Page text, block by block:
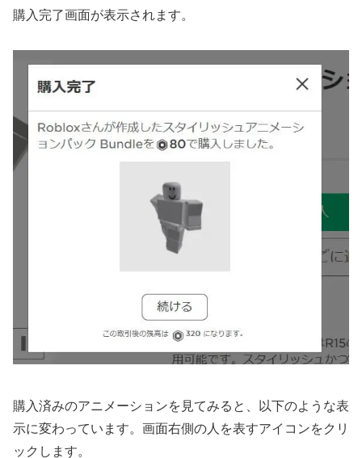
購入完了画面が表示されます。
購入済みのアニメーションを見てみると、以下のような表
示に変わっています。画面右側の人を表すアイコンをクリ
ックします。